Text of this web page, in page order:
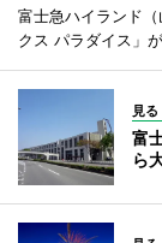
富士急ハイランド
クス パラダイス」
見
富
ら